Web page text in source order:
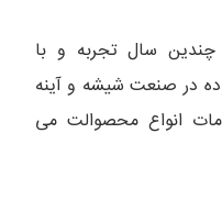
چندین سال تجربه و با
در صنعت شیشه و آینه
انواع محصوالت می